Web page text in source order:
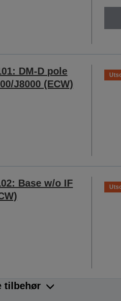
DM-D pole
J8000 (ECW)
Base w/o IF
tilbehør